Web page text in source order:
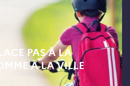
PAS À LA
À LA VILLE